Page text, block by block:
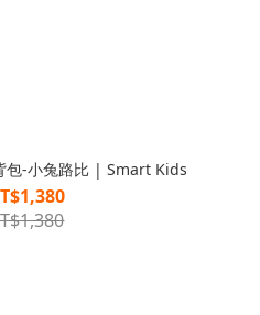
包-小兔路比 | Smart Kids